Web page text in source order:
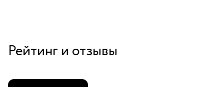
Рейтинг и отзывы